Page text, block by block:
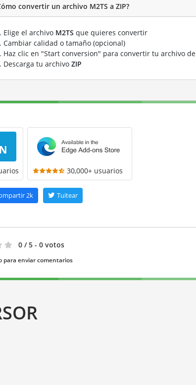
convertir un archivo M2TS a ZIP?
Elige el archivo M2TS que quieres convertir
Cambiar calidad o tamaño (opcional)
Haz clic en "Start conversion" para convertir tu archivo de
Descarga tu archivo ZIP
30,000+ usuarios
2k Tuitear
0 / 5 - 0 votos
para enviar comentarios